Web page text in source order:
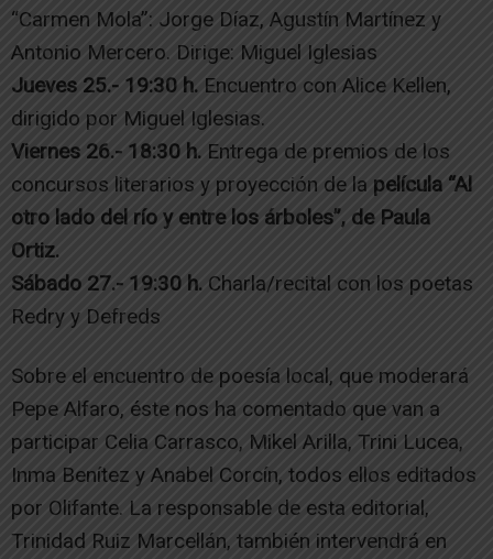
“Carmen Mola”: Jorge Díaz, Agustín Martínez y
Antonio Mercero. Dirige: Miguel Iglesias
Jueves 25.- 19:30 h. Encuentro con Alice Kellen,
dirigido por Miguel Iglesias.
Viernes 26.- 18:30 h. Entrega de premios de los
concursos literarios y proyección de la película “Al
otro lado del río y entre los árboles”, de Paula
Ortiz.
Sábado 27.- 19:30 h. Charla/recital con los poetas
Redry y Defreds
Sobre el encuentro de poesía local, que moderará
Pepe Alfaro, éste nos ha comentado que van a
participar Celia Carrasco, Mikel Arilla, Trini Lucea,
Inma Benítez y Anabel Corcín, todos ellos editados
por Olifante. La responsable de esta editorial,
Trinidad Ruiz Marcellán, también intervendrá en